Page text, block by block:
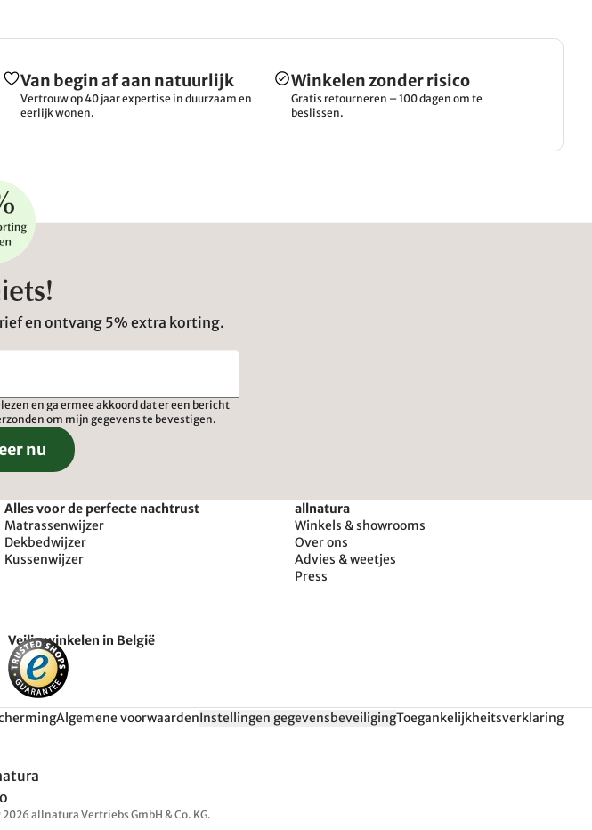
Van begin af aan natuurlijk
Vertrouw op 40 jaar expertise in duurzaam en
eerlijk wonen.
Winkelen zonder risico
Gratis retourneren – 100 dagen om te
beslissen.
en ontvang 5% extra korting.
en ga ermee akkoord dat er een bericht
om mijn gegevens te bevestigen.
nu
Alles voor de perfecte nachtrust
Matrassenwijzer
Dekbedwijzer
Kussenwijzer
allnatura
Winkels & showrooms
Over ons
Advies & weetjes
Press
Veilig winkelen in België
Algemene voorwaardenInstellingen gegevensbeveiligingToegankelijkheitsverklaring
allnatura Vertriebs GmbH & Co. KG.